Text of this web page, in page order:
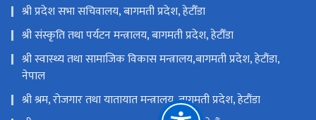
श्री प्रदेश सभा सचिवालय, बागमती प्रदेश, हेटौँडा
श्री संस्कृति तथा पर्यटन मन्त्रालय, बागमती प्रदेश, हेटौँडा
श्री स्वास्थ्य तथा सामाजिक विकास मन्त्रालय,बागमती प्रदेश, हेटौंडा,
नेपाल
श्री श्रम, रोजगार तथा यातायात मन्त्रालय, बागमती प्रदेश, हेटौंडा